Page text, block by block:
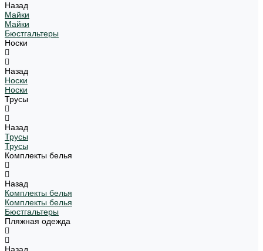
Назад
Майки
Майки
Бюстгальтеры
Носки
Назад
Носки
Носки
Трусы
Назад
Трусы
Трусы
Комплекты белья
Назад
Комплекты белья
Комплекты белья
Бюстгальтеры
Пляжная одежда